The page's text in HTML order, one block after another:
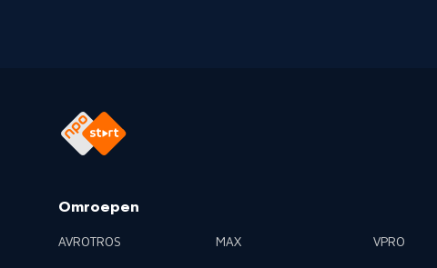
Omroepen
AVROTROS MAX VPRO